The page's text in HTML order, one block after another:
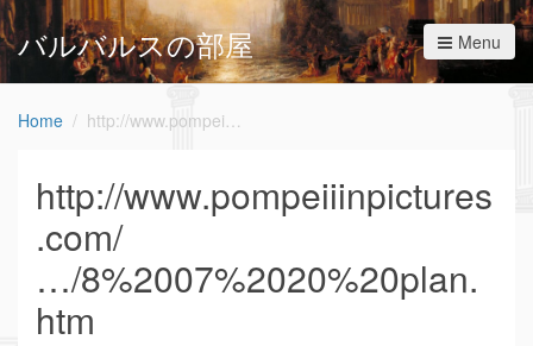
バルバルスの部屋 Menu
Home http://www.pompeiiinpictures.com/.../8%2007%2020%20plan.htm
http://www.pompeiiinpictures
.com/
…/8%2007%2020%20plan.
htm